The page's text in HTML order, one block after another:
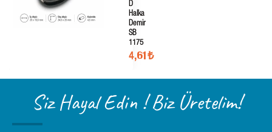
D
Halka
Demir
SB
1175
4,61₺
Siz Hayal Edin ! Biz Üretelim!